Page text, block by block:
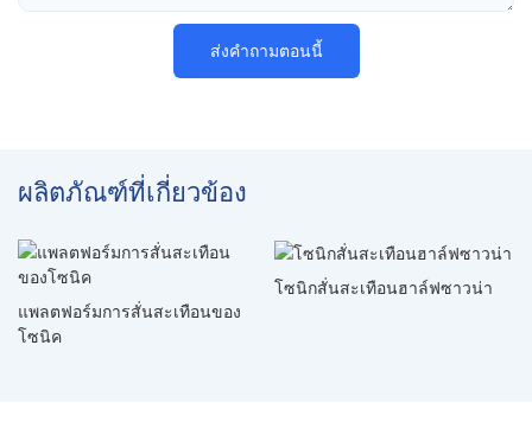
ส่งคำถามตอนนี้
ผลิตภัณฑ์ที่เกี่ยวข้อง
แพลตฟอร์มการสั่นสะเทือนของ
โซนิค
โซนิกสั่นสะเทือนฮาล์ฟซาวน่า